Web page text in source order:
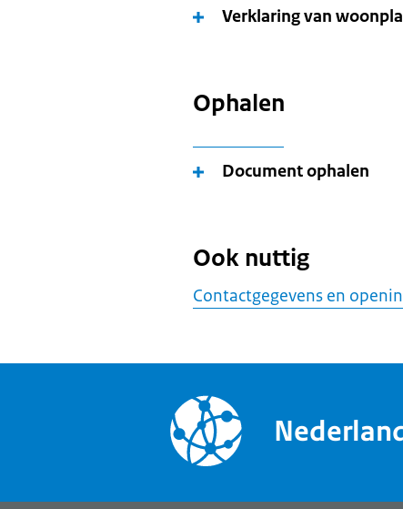
Verklaring van
Ophalen
Document ophalen
Ook nuttig
Contactgegevens en